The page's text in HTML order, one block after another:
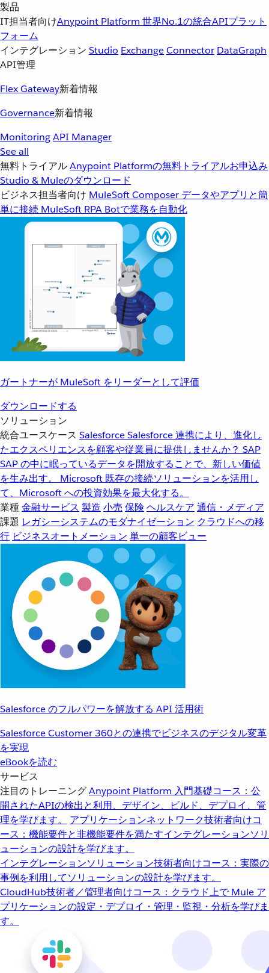
製品
IT担当者向けAnypoint Platform 世界No.1の統合APIプラット
フォーム
インテグレーション Studio ExchangeConnector DataGraph
API管理
Flex Gateway新着情報
Governance新着情報
MonitoringAPI Manager
See all
無料トライアルAnypoint Platformの無料トライアルお申込み
Studio & Muleのダウンロード
ビジネス担当者向け MuleSoft Composer データやアプリと簡
単に接続 MuleSoft RPA Botで業務を自動化
ガートナーが MuleSoft をリーダーとして評価
ダウンロードする
ソリューション
統合ユースケース SalesforceSalesforce 連携により、進化し
たエクスペリエンスを顧客や従業員に提供しませんか？ SAP
SAP の中に眠っているデータを開放することで、新しい価値
を生み出す。
Microsoft 既存の接続ソリューションを活用し
て、Microsoft への投資効果を最大化する。
業種金融サービス 製造 小売 保険 ヘルスケア 通信・メディア
課題 レガシーシステムのモダナイゼーション クラウドへの移
行 ビジネスオートメーション 単一の顧客ビュー
Salesforce のフルパワーを解放する API 活用術
Salesforce Customer 360との連携でビジネスのデジタル変革
を実現
eBookを読む
サービス
注目のトレーニングAnypoint Platform 入門基礎コース：公
開されたAPIの検出と利用、デザイン、ビルド、デプロイ、管
理を学びます。
アプリケーションネットワーク技術者向けコ
ース：機能要件と非機能要件を満たすインテグレーションソリ
ューションの設計を学びます。
インテグレーションソリューション技術者向けコース：実際の
事例を利用してソリューションの設計を学びます。
CloudHub技術者／管理者向けコース：クラウド上で Mule ア
プリケーションの設定・デプロイ・管理・監視・分析を学びま
す。